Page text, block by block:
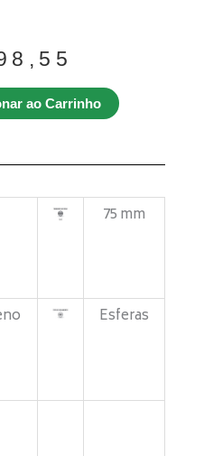
ao Carrinho
75 mm
Esferas